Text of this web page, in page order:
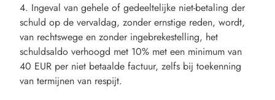
4. Ingeval van gehele of gedeeltelijke niet-betaling der
schuld op de vervaldag, zonder ernstige reden, wordt,
van rechtswege en zonder ingebrekestelling, het
schuldsaldo verhoogd met 10% met een minimum van
40 EUR per niet betaalde factuur, zelfs bij toekenning
van termijnen van respijt.